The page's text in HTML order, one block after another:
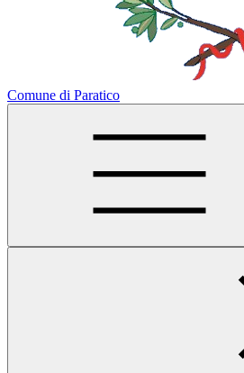
Comune di Paratico